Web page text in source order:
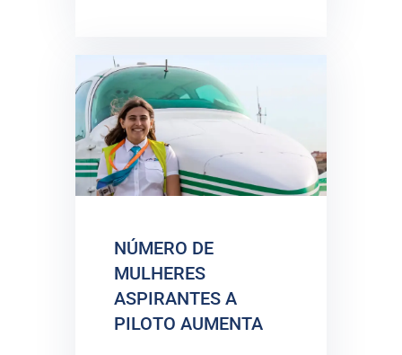
NÚMERO DE
MULHERES
ASPIRANTES A
PILOTO AUMENTA